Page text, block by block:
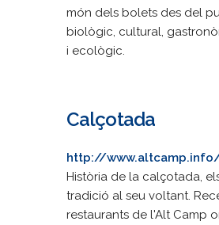
món dels bolets des del
biològic, cultural,
i ecològic.
Calçotada
http://
Història de la calçotada,
tradició al seu voltant.
restaurants de l'Alt Camp